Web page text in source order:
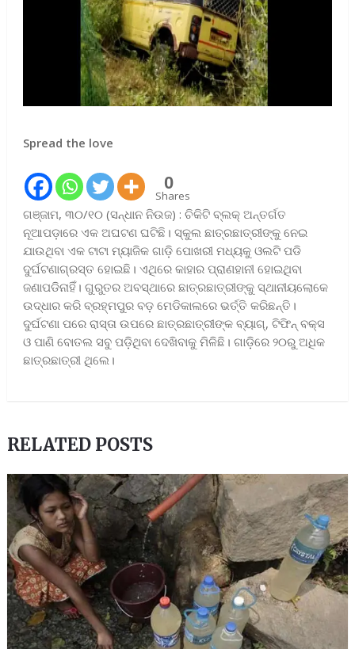
Spread the love
0
Shares
ଗଞ୍ଜାମ, ୩୦/୧୦ (ସନ୍ଧାନ ନିଉଜ) : ଚିକିଟି ବ୍ଲକ୍‌ ଅନ୍ତର୍ଗତ
ନୂଆପଡ଼ାରେ ଏକ ଅଘଟଣ ଘଟିଛି। ସ୍କୁଲ ଛାତ୍ରଛାତ୍ରୀଙ୍କୁ ନେଇ
ଯାଉଥିବା ଏକ ଟାଟା ମ୍ୟାଜିକ ଗାଡ଼ି ପୋଖରୀ ମଧ୍ୟକୁ ଓଲଟି ପଡି
ଦୁର୍ଘଟଣାଗ୍ରସ୍ତ ହୋଇଛି। ଏଥିରେ କାହାର ପ୍ରାଣହାନୀ ହୋଇଥିବା​‌
ଜଣାପଡିନାହିଁ। ଗୁରୁତର ଅବସ୍ଥାରେ ଛାତ୍ରଛାତ୍ରୀଙ୍କୁ ସ୍ଥାନୀୟଲୋକେ
ଉଦ୍ଧାର କରି ବ୍ରହ୍ମପୁର ବଡ଼ ମେଡିକାଲରେ ଭର୍ତ୍ତି କରିଛନ୍ତି।
ଦୁର୍ଘଟଣା ପରେ ରାସ୍ତା ଉପରେ ଛାତ୍ରଛାତ୍ରୀଙ୍କ ବ୍ୟାଗ୍‌, ଟିଫିନ୍‌ ବକ୍ସ
ଓ ପାଣି ବୋତଲ ସବୁ ପଡ଼ିଥିବା ଦେଖିବାକୁ ମିଳିଛି। ଗାଡ଼ିରେ ୨୦ରୁ ଅଧିକ
ଛାତ୍ରଛାତ୍ରୀ ଥିଲେ।
RELATED POSTS